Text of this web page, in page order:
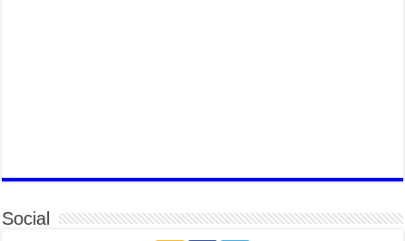
ТӨРИЙН ДАЛБААНЫ ӨДӨРТ ЗОРИУЛСАН
2026 оны 7 сар 14 / 17 цаг 47 минут
Social